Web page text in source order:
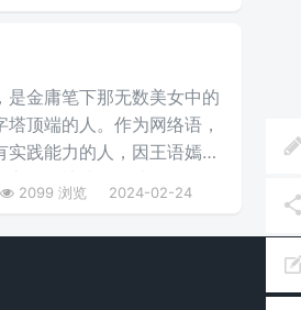
是金庸笔下那无数美女中的
顶端的人。作为网络语，
践能力的人，因王语嫣是
之一，熟读各派武学秘笈，
招式，是一位武学理论家，
谈兵。如“说唱界王语
2099 浏览 2024-02-24